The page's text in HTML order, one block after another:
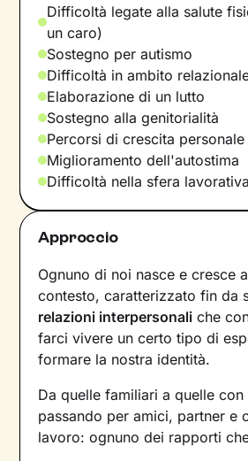
Difficoltà legate alla salute
un caro)
Sostegno per autismo
Difficoltà in ambito
Elaborazione di un lutto
Sostegno alla genitorialità
Percorsi di crescita personale
Miglioramento dell'autostima
Difficoltà nella sfera lavorativa
Approccio
Ognuno di noi nasce e cresce
contesto, caratterizzato fin da
relazioni interpersonali che
farci vivere un certo tipo di
formare la nostra identità.
Da quelle familiari a quelle
passando per amici, partner e
lavoro: ognuno dei rapporti